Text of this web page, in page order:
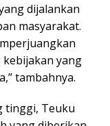
dijalankan
masyarakat.
yang
tambahnya.
tinggi, Teuku